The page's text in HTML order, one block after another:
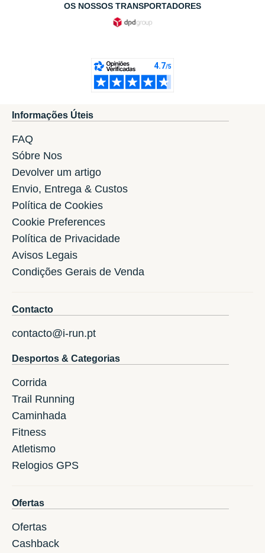
OS NOSSOS TRANSPORTADORES
Informações Úteis
FAQ
Sóbre Nos
Devolver um artigo
Envio, Entrega & Custos
Política de Cookies
Cookie Preferences
Política de Privacidade
Avisos Legais
Condições Gerais de Venda
Contacto
contacto@i-run.pt
Desportos & Categorias
Corrida
Trail Running
Caminhada
Fitness
Atletismo
Relogios GPS
Ofertas
Ofertas
Cashback